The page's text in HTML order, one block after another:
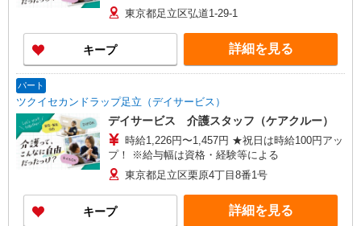
給与幅は資格・経験等による
東京都足立区弘道1-29-1
キープ 詳細を見る
パート
ツクイセカンドラップ足立（デイサービス）
デイサービス 介護スタッフ（ケアクルー）
時給1,226円〜1,457円 ★祝日は時給100円アッ
プ！ ※給与幅は資格・経験等による
東京都足立区栗原4丁目8番1号
キープ 詳細を見る